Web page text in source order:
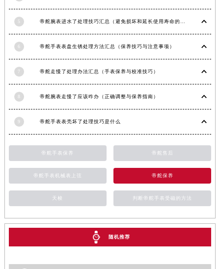
5 帝舵腕表进水了处理技巧汇总（避免损坏和延长使用寿命的方法）
6 帝舵手表表盘生锈处理方法汇总（保养技巧与注意事项）
7 帝舵走慢了处理办法汇总（手表保养与校准技巧）
帝舵腕表走慢了应该咋办（正确调整与保养指南）
9 帝舵手表表壳坏了处理技巧是什么
帝舵手表保养 帝舵售后
帝舵手表机械表上弦 帝舵保养
天梭 判断帝舵手表受磁的方法
随机推荐